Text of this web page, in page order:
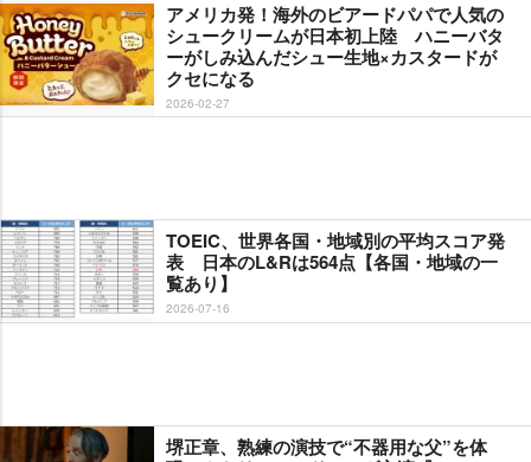
アメリカ発！海外のビアードパパで人気の
シュークリームが日本初上陸 ハニーバタ
ーがしみ込んだシュー生地×カスタードが
クセになる
2026-02-27
TOEIC、世界各国・地域別の平均スコア発
表 日本のL&Rは564点【各国・地域の一
覧あり】
2026-07-16
堺正章、熟練の演技で“不器用な父”を体